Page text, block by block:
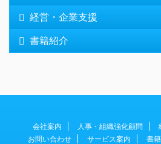
経営・企業支援
書籍紹介
会社案内 人事・組織強化顧問
お問い合わせ
サービス案内 書